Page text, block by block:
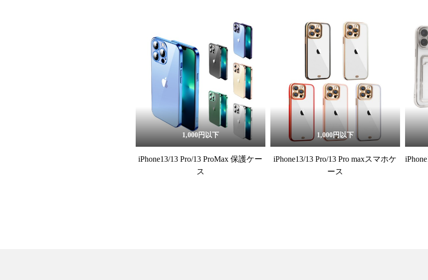
1,000円以下
iPhone13/13 Pro/13 ProMax 保護ケー
ス
1,000円以下
iPhone13/13 Pro/13 Pro maxスマホケ
ース